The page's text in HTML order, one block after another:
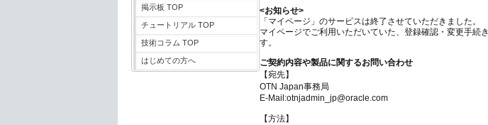
掲示板 TOP
チュートリアル TOP
技術コラム TOP
はじめての方へ
<お知らせ>
「マイページ」のサービスは終了させていただきました。
マイページでご利用いただいていた、登録確認・変更手続
す。
ご契約内容や製品に関するお問い合わせ
【宛先】
OTN Japan事務局
E-Mail:otnjadmin_jp@oracle.com
【方法】